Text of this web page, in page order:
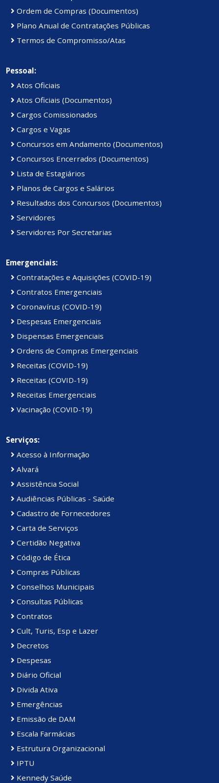
Ordem de Compras (Documentos)
Plano Anual de Contratações Públicas
Termos de Compromisso/Atas
Pessoal:
Atos Oficiais
Atos Oficiais (Documentos)
Cargos Comissionados
Cargos e Vagas
Concursos em Andamento (Documentos)
Concursos Encerrados (Documentos)
Lista de Estagiários
Planos de Cargos e Salários
Resultados dos Concursos (Documentos)
Servidores
Servidores Por Secretarias
Emergenciais:
Contratações e Aquisições (COVID-19)
Contratos Emergenciais
Coronavírus (COVID-19)
Despesas Emergenciais
Dispensas Emergenciais
Ordens de Compras Emergenciais
Receitas (COVID-19)
Receitas (COVID-19)
Receitas Emergenciais
Vacinação (COVID-19)
Serviços:
Acesso à Informação
Alvará
Assistência Social
Audiências Públicas - Saúde
Cadastro de Fornecedores
Carta de Serviços
Certidão Negativa
Código de Ética
Compras Públicas
Conselhos Municipais
Consultas Públicas
Contratos
Cult, Turis, Esp e Lazer
Decretos
Despesas
Diário Oficial
Divida Ativa
Emergências
Emissão de DAM
Escala Farmácias
Estrutura Organizacional
IPTU
Kennedy Saúde